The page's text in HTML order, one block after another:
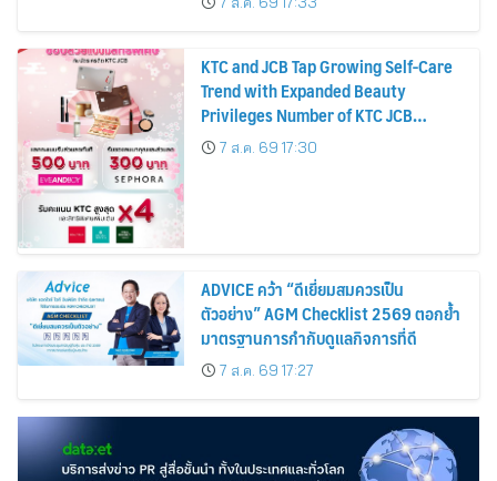
KTC and JCB Tap Growing Self-Care
Trend with Expanded Beauty
Privileges Number of KTC JCB
Cardmembers Spending on
Cosmetics Rises 26%
7 ส.ค. 69 17:30
ADVICE คว้า “ดีเยี่ยมสมควรเป็น
ตัวอย่าง” AGM Checklist 2569 ตอกย้ำ
มาตรฐานการกำกับดูแลกิจการที่ดี
7 ส.ค. 69 17:27